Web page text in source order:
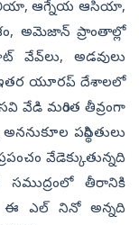
ఆగ్నేయ ఆసియా,
అమెజాన్‌ ప్రాంతాల్లో
వేవ్‌లు, అడవులు
ఇతర యూరప్‌ దేశాలలో
వేడి మరింత తీవ్రంగా
పరిస్థితులు
వేడెక్కుతున్నది
సముద్రంలో తీరానికి
ఈ ఎల్‌ నినో అన్నది